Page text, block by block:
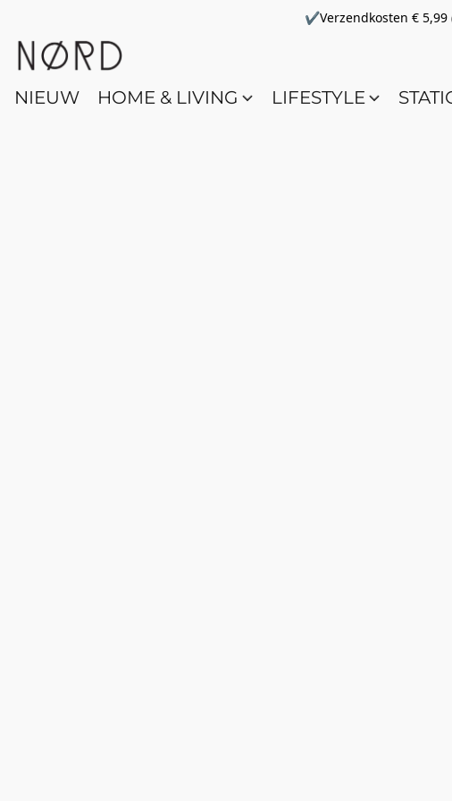
✔Verzendkosten €
NIEUW HOME & LIVING LIFESTYLE